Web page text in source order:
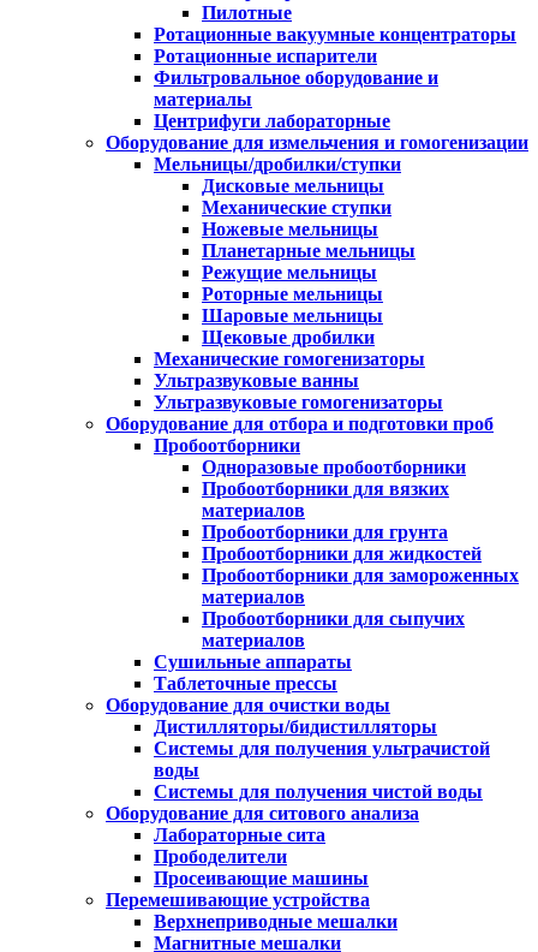
Пилотные
Ротационные вакуумные концентраторы
Ротационные испарители
Фильтровальное оборудование и
материалы
Центрифуги лабораторные
Оборудование для измельчения и гомогенизации
Мельницы/дробилки/ступки
Дисковые мельницы
Механические ступки
Ножевые мельницы
Планетарные мельницы
Режущие мельницы
Роторные мельницы
Шаровые мельницы
Щековые дробилки
Механические гомогенизаторы
Ультразвуковые ванны
Ультразвуковые гомогенизаторы
Оборудование для отбора и подготовки проб
Пробоотборники
Одноразовые пробоотборники
Пробоотборники для вязких
материалов
Пробоотборники для грунта
Пробоотборники для жидкостей
Пробоотборники для замороженных
материалов
Пробоотборники для сыпучих
материалов
Сушильные аппараты
Таблеточные прессы
Оборудование для очистки воды
Дистилляторы/бидистилляторы
Системы для получения ультрачистой
воды
Системы для получения чистой воды
Оборудование для ситового анализа
Лабораторные сита
Прободелители
Просеивающие машины
Перемешивающие устройства
Верхнеприводные мешалки
Магнитные мешалки